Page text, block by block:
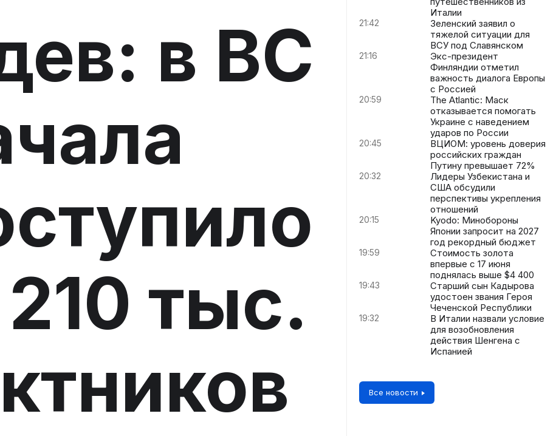
в ВС
тыс.
Италии
21:42
Зеленский заявил о
тяжелой ситуации для
ВСУ под Славянском
21:16
Экс-президент
Финляндии отметил
важность диалога Европы
с Россией
20:59
The Atlantic: Маск
отказывается помогать
Украине с наведением
ударов по России
20:45
ВЦИОМ: уровень доверия
российских граждан
Путину превышает 72%
20:32
Лидеры Узбекистана и
США обсудили
перспективы укрепления
отношений
20:15
Kyodo: Минобороны
Японии запросит на 2027
год рекордный бюджет
19:59
Стоимость золота
впервые с 17 июня
поднялась выше $4 400
19:43
Старший сын Кадырова
удостоен звания Героя
Чеченской Республики
19:32
В Италии назвали условие
для возобновления
действия Шенгена с
Испанией
Все новости